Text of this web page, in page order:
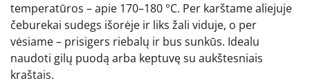
temperatūros – apie 170–180 °C. Per karštame aliejuje
čeburekai sudegs išorėje ir liks žali viduje, o per
vėsiame – prisigers riebalų ir bus sunkūs. Idealu
naudoti gilų puodą arba keptuvę su aukštesniais
kraštais.